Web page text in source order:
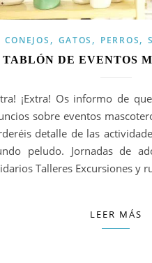
CONEJOS , GATOS , PERROS,
TABLÓN DE EVENTOS
¡Extra! Os informo de
sobre eventos
detalle de las
peludo. Jornadas de
Talleres Excursiones y
LEER MÁS